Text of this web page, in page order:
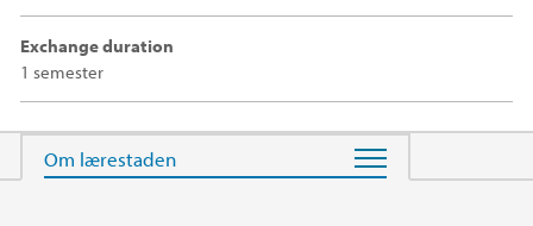
Exchange duration
1 semester
Main content